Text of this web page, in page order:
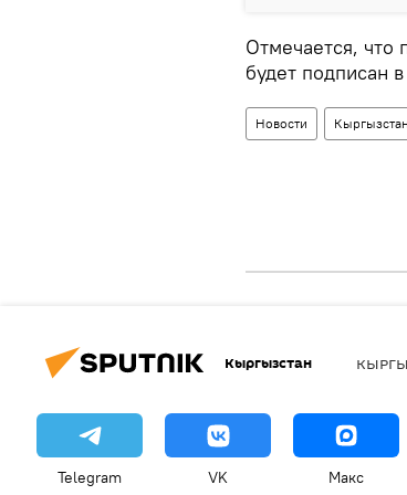
Отмечается, что
будет подписан
Новости Кыргызстан
Кыргызстан
Telegram VK Макс